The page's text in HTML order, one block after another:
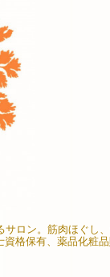
ロン。筋肉ほぐし
格保有、薬品化粧